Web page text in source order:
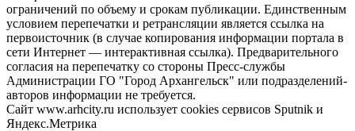
ограничений по объему и срокам публикации. Единственным
условием перепечатки и ретрансляции является ссылка на
первоисточник (в случае копирования информации портала в
сети Интернет — интерактивная ссылка). Предварительного
согласия на перепечатку со стороны Пресс-службы
Администрации ГО "Город Архангельск" или подразделений-
авторов информации не требуется.
Сайт www.arhcity.ru использует cookies сервисов Sputnik и
Яндекс.Метрика